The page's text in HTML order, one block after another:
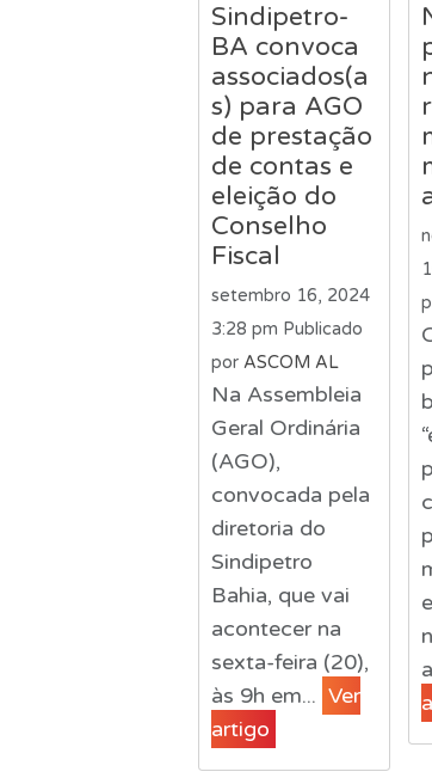
Sindipetro-
BA convoca
associados(a
s) para AGO
de prestação
de contas e
eleição do
Conselho
Fiscal
setembro 16, 2024
3:28 pm Publicado
porASCOM AL
Na Assembleia
Geral Ordinária
(AGO),
convocada pela
diretoria do
Sindipetro
Bahia, que vai
acontecer na
sexta-feira (20),
às 9h em... Ver
artigo